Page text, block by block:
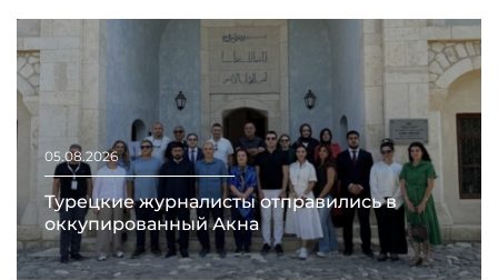
05.08.2026
Турецкие журналисты отправились в
оккупированный Акна